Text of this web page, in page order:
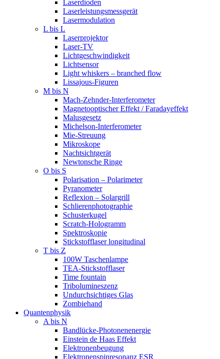
Laserdioden
Laserleistungsmessgerät
Lasermodulation
L bis L
Laserprojektor
Laser-TV
Lichtgeschwindigkeit
Lichtsensor
Light whiskers – branched flow
Lissajous-Figuren
M bis N
Mach-Zehnder-Interferometer
Magnetooptischer Effekt / Faradayeffekt
Malusgesetz
Michelson-Interferometer
Mie-Streuung
Mikroskope
Nachtsichtgerät
Newtonsche Ringe
O bis S
Polarisation – Polarimeter
Pyranometer
Reflexion – Solargrill
Schlierenphotographie
Schusterkugel
Scratch-Hologramm
Spektroskopie
Stickstofflaser longitudinal
T bis Z
100W Taschenlampe
TEA-Stickstofflaser
Time fountain
Tribolumineszenz
Undurchsichtiges Glas
Zombiehand
Quantenphysik
A bis N
Bandlücke-Photonenenergie
Einstein de Haas Effekt
Elektronenbeugung
Elektronenspinresonanz ESR